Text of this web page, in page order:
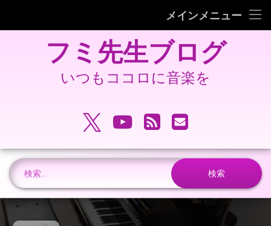
メインメニュー
旧 フミ先生ブログ
旧 フミピアノ教室ホームページ
プ
フミ先生ブログ
いつもココロに音楽を
X.comYouTube
RSS メールアドレ
検索: